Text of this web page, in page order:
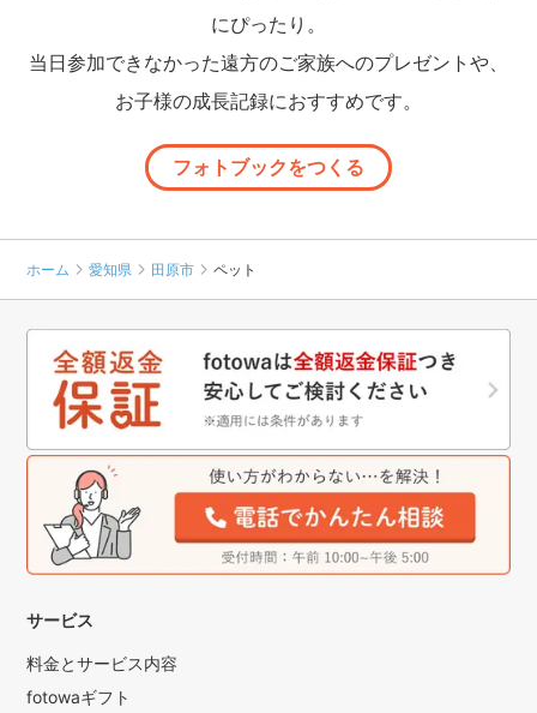
にぴったり。
当日参加できなかった遠方のご家族へのプレゼントや、
お子様の成長記録におすすめです。
フォトブックをつくる
ホーム 愛知県 田原市 ペット
サービス
料金とサービス内容
fotowaギフト